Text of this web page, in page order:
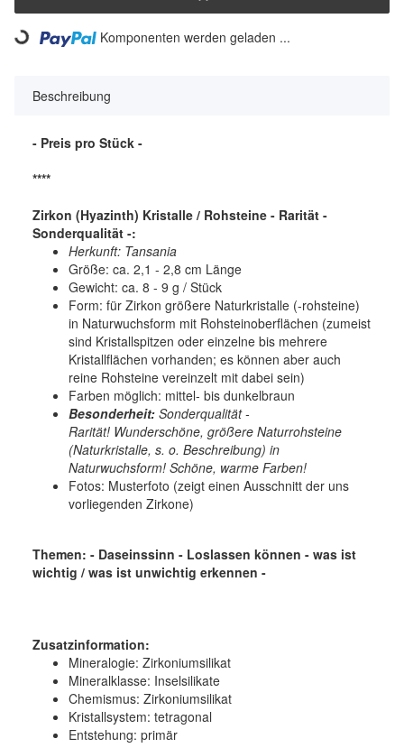
Loading... Komponenten werden geladen ...
Beschreibung
- Preis pro Stück -
****
Zirkon (Hyazinth) Kristalle / Rohsteine - Rarität -
Sonderqualität -:
Herkunft: Tansania
Größe: ca. 2,1 - 2,8 cm Länge
Gewicht: ca. 8 - 9 g / Stück
Form: für Zirkon größere Naturkristalle (-rohsteine)
in Naturwuchsform mit Rohsteinoberflächen (zumeist
sind Kristallspitzen oder einzelne bis mehrere
Kristallflächen vorhanden; es können aber auch
reine Rohsteine vereinzelt mit dabei sein)
Farben möglich: mittel- bis dunkelbraun
Besonderheit: Sonderqualität -
Rarität! Wunderschöne, größere Naturrohsteine
(Naturkristalle, s. o. Beschreibung) in
Naturwuchsform! Schöne, warme Farben!
Fotos: Musterfoto (zeigt einen Ausschnitt der uns
vorliegenden Zirkone)
Themen: - Daseinssinn - Loslassen können - was ist
wichtig / was ist unwichtig erkennen -
Zusatzinformation:
Mineralogie: Zirkoniumsilikat
Mineralklasse: Inselsilikate
Chemismus: Zirkoniumsilikat
Kristallsystem: tetragonal
Entstehung: primär